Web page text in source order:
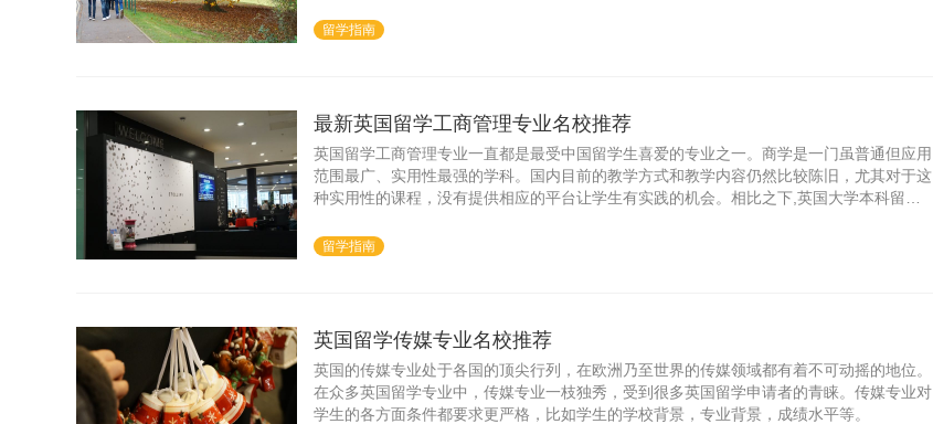
留学指南
最新英国留学工商管理专业名校推荐
英国留学工商管理专业一直都是最受中国留学生喜爱的专业之一。商学是一门虽普通但应用
范围最广、实用性最强的学科。国内目前的教学方式和教学内容仍然比较陈旧，尤其对于这
种实用性的课程，没有提供相应的平台让学生有实践的机会。相比之下,英国大学本科留学
留学指南
英国留学传媒专业名校推荐
英国的传媒专业处于各国的顶尖行列，在欧洲乃至世界的传媒领域都有着不可动摇的地位。
在众多英国留学专业中，传媒专业一枝独秀，受到很多英国留学申请者的青睐。传媒专业对
学生的各方面条件都要求更严格，比如学生的学校背景，专业背景，成绩水平等。